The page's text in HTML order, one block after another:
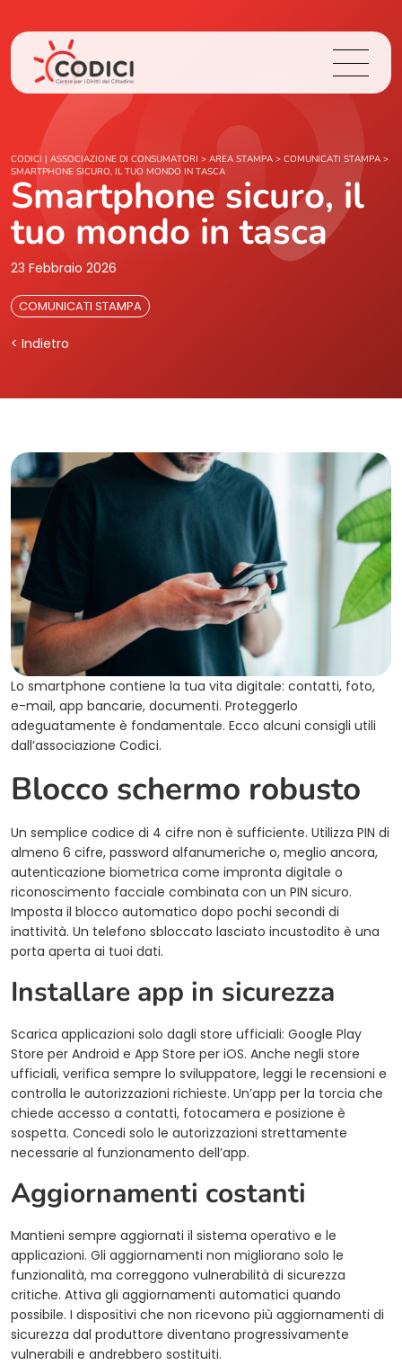
Chi Siamo
Cosa Facciamo
Area Stampa
CODICI | ASSOCIAZIONE DI CONSUMATORI > AREA STAMPA > COMUNICATI STAMPA >
SMARTPHONE SICURO, IL TUO MONDO IN TASCA
Smartphone sicuro, il
tuo mondo in tasca
23 Febbraio 2026
COMUNICATI STAMPA
< Indietro
Lo smartphone contiene la tua vita digitale: contatti, foto,
e-mail, app bancarie, documenti. Proteggerlo
adeguatamente è fondamentale. Ecco alcuni consigli utili
dall’associazione Codici.
Blocco schermo robusto
Un semplice codice di 4 cifre non è sufficiente. Utilizza PIN di
almeno 6 cifre, password alfanumeriche o, meglio ancora,
autenticazione biometrica come impronta digitale o
riconoscimento facciale combinata con un PIN sicuro.
Imposta il blocco automatico dopo pochi secondi di
inattività. Un telefono sbloccato lasciato incustodito è una
porta aperta ai tuoi dati.
Installare app in sicurezza
Scarica applicazioni solo dagli store ufficiali: Google Play
Store per Android e App Store per iOS. Anche negli store
ufficiali, verifica sempre lo sviluppatore, leggi le recensioni e
controlla le autorizzazioni richieste. Un’app per la torcia che
chiede accesso a contatti, fotocamera e posizione è
sospetta. Concedi solo le autorizzazioni strettamente
necessarie al funzionamento dell’app.
Aggiornamenti costanti
Mantieni sempre aggiornati il sistema operativo e le
applicazioni. Gli aggiornamenti non migliorano solo le
funzionalità, ma correggono vulnerabilità di sicurezza
critiche. Attiva gli aggiornamenti automatici quando
possibile. I dispositivi che non ricevono più aggiornamenti di
sicurezza dal produttore diventano progressivamente
vulnerabili e andrebbero sostituiti.